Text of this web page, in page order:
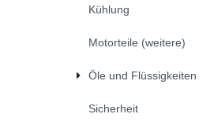
Kühlung
Motorteile (weitere)
Öle und Flüssigkeiten
Sicherheit